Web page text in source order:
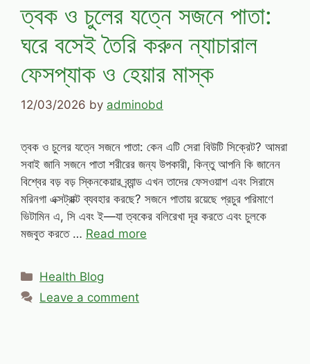
ত্বক ও চুলের যত্নে সজনে পাতা:
ঘরে বসেই তৈরি করুন ন্যাচারাল
ফেসপ্যাক ও হেয়ার মাস্ক
12/03/2026 by adminobd
ত্বক ও চুলের যত্নে সজনে পাতা: কেন এটি সেরা বিউটি সিক্রেট? আমরা
সবাই জানি সজনে পাতা শরীরের জন্য উপকারী, কিন্তু আপনি কি জানেন
বিশ্বের বড় বড় স্কিনকেয়ার ব্র্যান্ড এখন তাদের ফেসওয়াশ এবং সিরামে
মরিনগা এক্সট্রাক্ট ব্যবহার করছে? সজনে পাতায় রয়েছে প্রচুর পরিমাণে
ভিটামিন এ, সি এবং ই—যা ত্বকের বলিরেখা দূর করতে এবং চুলকে
মজবুত করতে … Read more
Categories
Health Blog
Leave a comment